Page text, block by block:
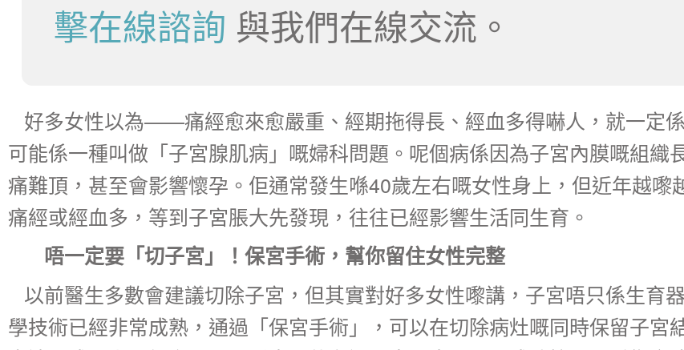
擊在線諮詢 與我們在線交流。
好多女性以為——痛經愈來愈嚴重、經期拖得長、經血多得嚇人，就一定
可能係一種叫做「子宮腺肌病」嘅婦科問題。呢個病係因為子宮內膜嘅組織
痛難頂，甚至會影響懷孕。佢通常發生喺40歲左右嘅女性身上，但近年越
痛經或經血多，等到子宮脹大先發現，往往已經影響生活同生育。
唔一定要「切子宮」！保宮手術，幫你留住女性完整
以前醫生多數會建議切除子宮，但其實對好多女性嚟講，子宮唔只係生育
學技術已經非常成熟，通過「保宮手術」，可以在切除病灶嘅同時保留子宮